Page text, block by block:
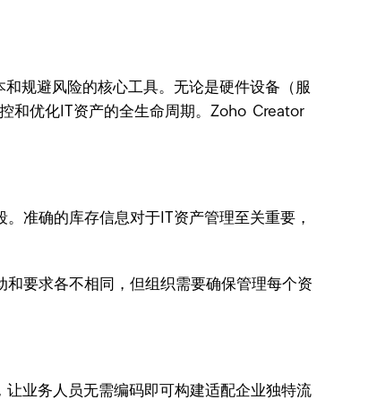
规避风险的核心工具。无论是硬件设备（服
和优化IT资产的全生命周期。Zoho Creator
准确的库存信息对于IT资产管理至关重要，
要求各不相同，但组织需要确保管理每个资
让业务人员无需编码即可构建适配企业独特流